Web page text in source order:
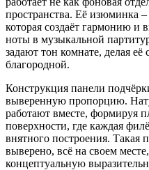
пространства. Её изюминка –
которая создаёт гармонию и
ноты в музыкальной
задают тон комнате, делая
благородной.
Конструкция панели
выверенную пропорцию.
работают вместе, формируя
поверхности, где каждая
внятного построения. Такая
выверено, всё на своем
концептуальную